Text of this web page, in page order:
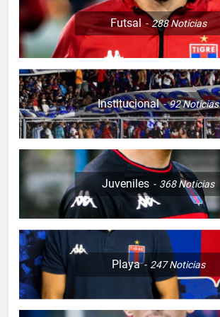
Futsal 288Noticias
Institucional 92Noticias
Juveniles 368Noticias
Playa 247Noticias